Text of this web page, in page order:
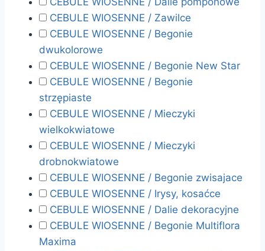
CEBULE WIOSENNE / Zawilce
CEBULE WIOSENNE / Begonie
dwukolorowe
CEBULE WIOSENNE / Begonie New Star
CEBULE WIOSENNE / Begonie
strzępiaste
CEBULE WIOSENNE / Mieczyki
wielkokwiatowe
CEBULE WIOSENNE / Mieczyki
drobnokwiatowe
CEBULE WIOSENNE / Begonie zwisajace
CEBULE WIOSENNE / Irysy, kosaćce
CEBULE WIOSENNE / Dalie dekoracyjne
CEBULE WIOSENNE / Begonie Multiflora
Maxima